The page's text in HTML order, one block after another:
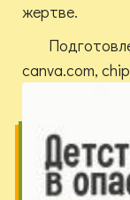
жертве.
canva.com,